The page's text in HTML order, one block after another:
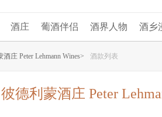
酒庄 葡酒伴侣 酒界人物 酒乡
庄 Peter Lehmann Wines> 酒款列表
彼德利蒙酒庄 Peter